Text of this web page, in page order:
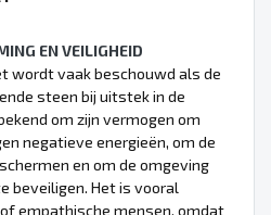
EN VEILIGHEID
wordt vaak beschouwd als de
steen bij uitstek in de
om zijn vermogen om
negatieve energieën, om de
en om de omgeving
beveiligen. Het is vooral
empathische mensen, omdat